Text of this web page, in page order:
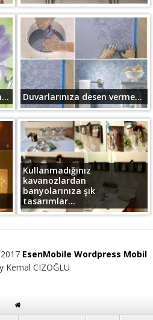
Duvarlarınıza desen verme...
Kullanmadığınız
kavanozlardan
banyolarınıza şık
tasarımlar...
EsenMobile Wordpress Mobil
Kemal CIZOĞLU